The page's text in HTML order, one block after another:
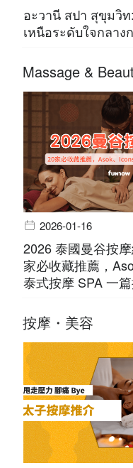
อะวานี สปา สุขุมวิ
เหนือระดับใจกลาง
Massage &
2026-01-16
2026 泰國曼谷按
家必收藏推薦，
泰式按摩 SPA 一篇
按摩・美容